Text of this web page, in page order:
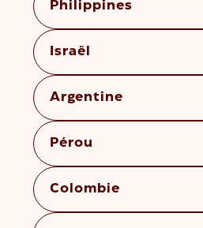
Philippines
Israël
Argentine
Pérou
Colombie